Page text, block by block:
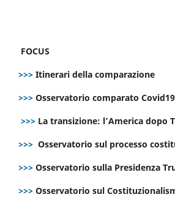
FOCUS
>>> Itinerari della comparazione
>>> Osservatorio comparato Covid19
>>> La transizione: l’America dopo
>>> Osservatorio sul processo
>>> Osservatorio sulla Presidenza
>>> Osservatorio sul